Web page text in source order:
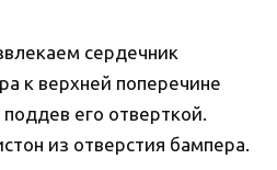
сердечник
к верхней поперечине
его отверткой.
из отверстия бампера.